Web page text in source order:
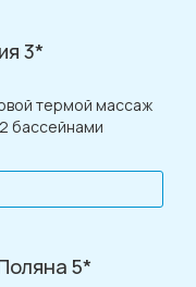
3*
термой массаж
бассейнами
5*